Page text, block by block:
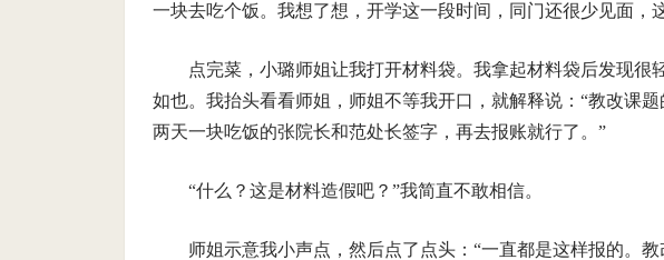
一块去吃个饭。我想了想，开学这一段时间，同门还很少见面，
点完菜，小璐师姐让我打开材料袋。我拿起材料袋后发现很
如也。我抬头看看师姐，师姐不等我开口，就解释说：“教改课
两天一块吃饭的张院长和范处长签字，再去报账就行了。”
“什么？这是材料造假吧？”我简直不敢相信。
师姐示意我小声点，然后点了点头：“一直都是这样报的。